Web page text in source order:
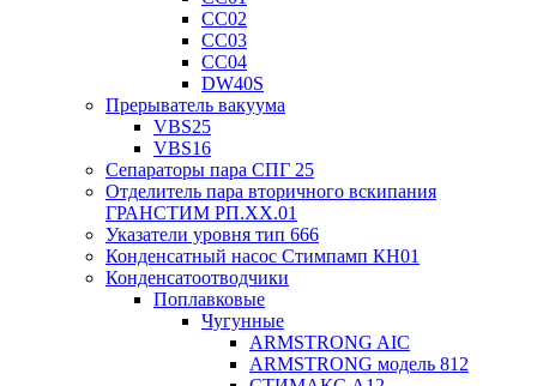
СС02
СС03
СС04
DW40S
Прерыватель вакуума
VBS25
VBS16
Сепараторы пара СПГ 25
Отделитель пара вторичного вскипания
ГРАНСТИМ РП.XX.01
Указатели уровня тип 666
Конденсатный насос Стимпамп КН01
Конденсатоотводчики
Поплавковые
Чугунные
ARMSTRONG AIC
ARMSTRONG модель 812